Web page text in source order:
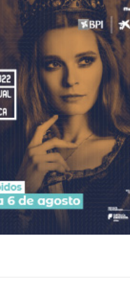
conteúdo online
conteúdos Exclusivos para
assinatura anual
Escolha o plano